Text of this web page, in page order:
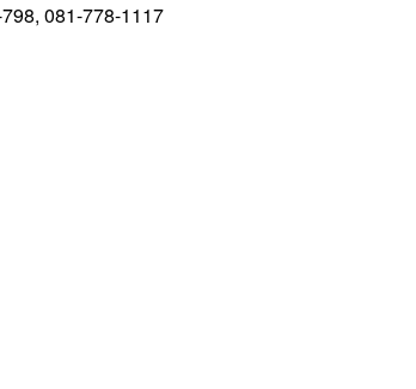
081-778-1117